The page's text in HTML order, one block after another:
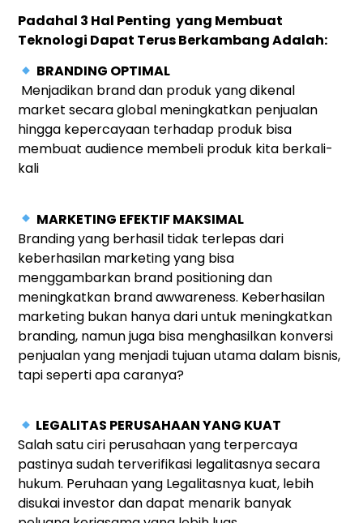
Padahal 3 Hal Penting yang Membuat
Teknologi Dapat Terus Berkambang Adalah:
BRANDING OPTIMAL
Menjadikan brand dan produk yang dikenal
market secara global meningkatkan penjualan
hingga kepercayaan terhadap produk bisa
membuat audience membeli produk kita berkali-
kali
MARKETING EFEKTIF MAKSIMAL
Branding yang berhasil tidak terlepas dari
keberhasilan marketing yang bisa
menggambarkan brand positioning dan
meningkatkan brand awwareness. Keberhasilan
marketing bukan hanya dari untuk meningkatkan
branding, namun juga bisa menghasilkan konversi
penjualan yang menjadi tujuan utama dalam bisnis,
tapi seperti apa caranya?
LEGALITAS PERUSAHAAN YANG KUAT
Salah satu ciri perusahaan yang terpercaya
pastinya sudah terverifikasi legalitasnya secara
hukum. Peruhaan yang Legalitasnya kuat, lebih
disukai investor dan dapat menarik banyak